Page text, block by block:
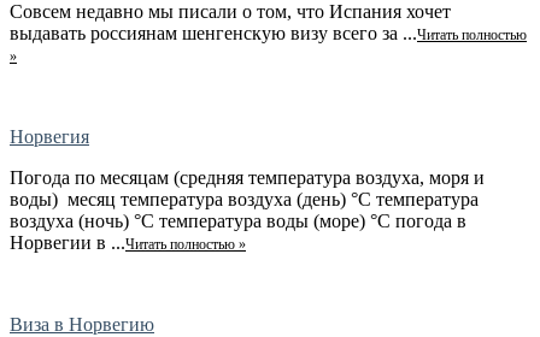
Совсем недавно мы писали о том, что Испания хочет
выдавать россиянам шенгенскую визу всего за ...Читать полностью
»
Норвегия
Погода по месяцам (средняя температура воздуха, моря и
воды) месяц температура воздуха (день) °C температура
воздуха (ночь) °C температура воды (море) °C погода в
Норвегии в ...Читать полностью »
Виза в Норвегию